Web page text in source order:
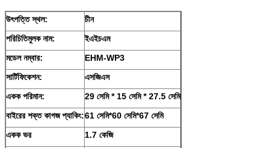
উৎপত্তি স্থল:
চীন
পরিচিতিমুলক নাম:
ইএইচএম
মডেল নম্বার:
EHM-WP3
সার্টিফিকেশন:
এসজিএস
একক পরিমান:
29 সেমি * 15 সেমি * 27.5 সেমি
বাইরের শক্ত কাগজ প্যাকিং:61 সেমি*60 সেমি*67 সেমি
একক ভর
1.7 কেজি